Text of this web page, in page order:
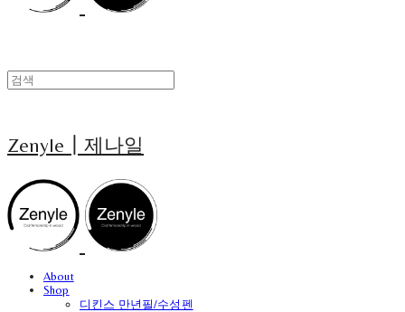
Zenyle┃제나일
About
Shop
디킨스 만년필/수성펜